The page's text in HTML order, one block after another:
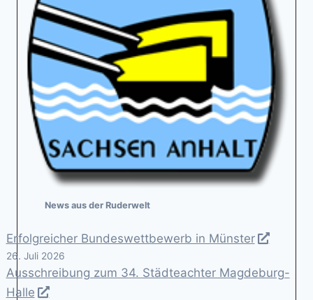
News aus der Ruderwelt
Erfolgreicher Bundeswettbewerb in Münster
26. Juli 2026
Ausschreibung zum 34. Städteachter Magdeburg-
Halle